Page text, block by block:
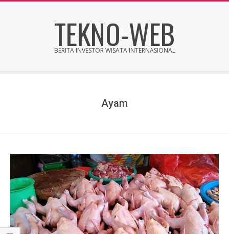
TEKNO-WEB
BERITA INVESTOR WISATA INTERNASIONAL
Ayam